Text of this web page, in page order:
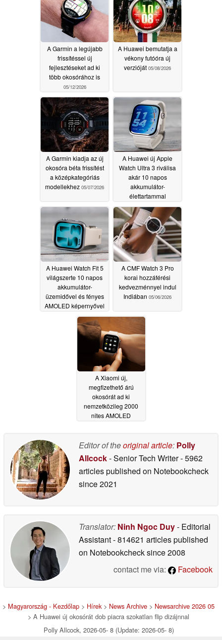
A Garmin a legújabb
frissítéssel új
fejlesztéseket ad ki
több okosórához is
05/12/2026
A Huawei bemutatja a
vékony futóóra új
verzióját 05/08/2026
A Garmin kiadja az új
okosóra béta frissítést
a középkategóriás
modellekhez 05/07/2026
A Huawei új Apple
Watch Ultra 3 riválisa
akár 10 napos
akkumulátor-
élettartammal
világméretűvé válik
05/06/2026
A Huawei Watch Fit 5
világszerte 10 napos
akkumulátor-
üzemidővel és fényes
AMOLED képernyővel
jelenik meg05/06/2026
A CMF Watch 3 Pro
korai hozzáférési
kedvezménnyel indul
Indiában 05/06/2026
A Xiaomi új,
megfizethető árú
okosórát ad ki
nemzetközileg 2000
nites AMOLED
Editor of theoriginal article: Polly
Allcock- Senior Tech Writer- 5962
articles published on Notebookcheck
since 2021
Translator: Ninh Ngoc Duy- Editorial
Assistant- 814621 articles published
on Notebookchecksince 2008
contact me via:
Facebook
> Magyarország - Kezdőlap > Hírek> News Archive > Newsarchive 2026 05
> A Huawei új okosórát dob piacra szokatlan flip dizájnnal
Polly Allcock, 2026-05- 8 (Update: 2026-05- 8)